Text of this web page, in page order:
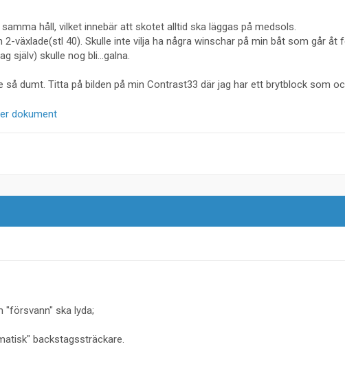
håll, vilket innebär att skotet alltid ska läggas på medsols.
2-växlade(stl 40). Skulle inte vilja ha några winschar på min båt som går åt
själv) skulle nog bli...galna.
så dumt. Titta på bilden på min Contrast33 där jag har ett brytblock som
dokument
"försvann" ska lyda;
backstagssträckare.